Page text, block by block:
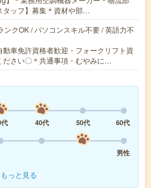
タッフ】募集＊資材や部…
ンクOK / パソコンスキル不要 / 英語力不
動車免許資格者歓迎・フォークリフト資
ださい〇＊共通事項・むやみに…
40代 50代
60代
男性
もっと見る